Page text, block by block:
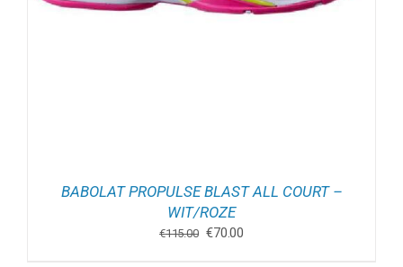
BABOLAT PROPULSE BLAST ALL COURT –
WIT/ROZE
€115.00 Oorspronkelijke
€70.00Huidige